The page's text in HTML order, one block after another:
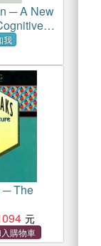
─ A New
我
─ The